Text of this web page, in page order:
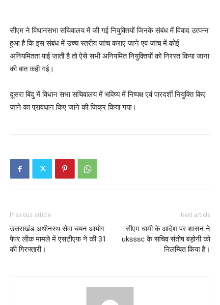
सीएम ने विधानसभा सचिवालय में की गई नियुक्तियों जिनके संबंध में विवाद उत्पन्न
हुआ है कि इस संबंध में उच्च स्तरीय जांच कराए जाने एवं जांच में कोई
अनियमितता पाई जाती है तो ऐसे सभी अनियमित नियुक्तियों को निरस्त किया जाना
की बात कही गई।
दूसरा बिंदु में विधान सभा सचिवालय में भविष्य में निष्पक्ष एवं पारदर्शी नियुक्ति किए
जाने का प्रावधान किए जाने की जिक्र किया गया।
Previous article
उत्तराखंड अधीनस्थ सेवा चयन आयोग
पेपर लीक मामले में एसटीएफ ने की 31
की गिरफ्तारी।
Next article
सीएम धामी के आदेश पर शासन ने
uksssc के सचिव संतोष बड़ोनी को
निलम्बित किया है।